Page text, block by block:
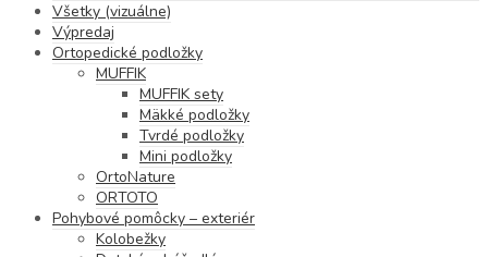
Všetky (vizuálne)
Výpredaj
Ortopedické podložky
MUFFIK
MUFFIK sety
Mäkké podložky
Tvrdé podložky
Mini podložky
OrtoNature
ORTOTO
Pohybové pomôcky – exteriér
Kolobežky